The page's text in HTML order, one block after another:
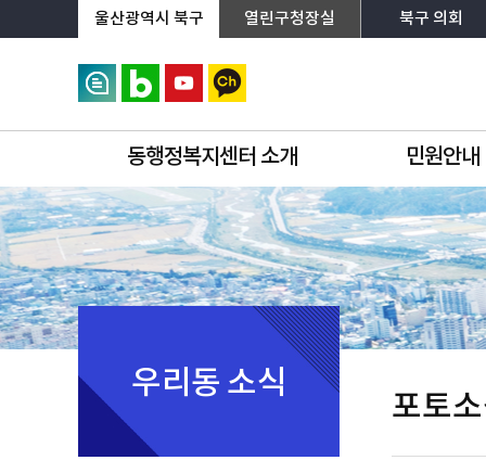
상단메뉴로 바로가기
전체메뉴로 바로가기
왼쪽메뉴로 바로가기
본문으로 바로가기울산광역시 북구 열린구청장실 북구 의회
동행정복지센터 소개 민원안내
우리동 소식
포토